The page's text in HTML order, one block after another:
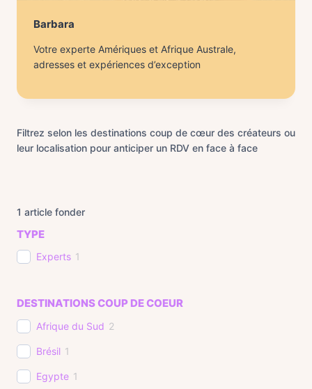
Barbara
Votre experte Amériques et Afrique Australe,
adresses et expériences d’exception
Filtrez selon les destinations coup de cœur des créateurs ou
leur localisation pour anticiper un RDV en face à face
1 article fonder
TYPE
Experts 1
DESTINATIONS COUP DE COEUR
Afrique du Sud 2
Brésil 1
Egypte 1